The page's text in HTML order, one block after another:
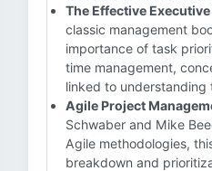
The Effective Executive
classic management
importance of task
time management,
linked to understanding
Agile Project
Schwaber and Mike
Agile methodologies,
breakdown and